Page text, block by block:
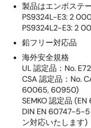
製品はエンボステ
PS9324L-E3: 2
PS9324L2-E3: 2
鉛フリー対応品
海外安全規格
UL 認定品：No.
CSA 認定品：No.
60065, 60950)
SEMKO 認定品
DIN EN 60747-5-
ン対応いたします)